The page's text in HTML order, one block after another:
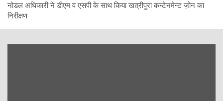
नोडल अधिकारी ने डीएम व एसपी के साथ किया खत्रीपुरा कन्टेनमेन्ट ज़ोन का
निरीक्षण